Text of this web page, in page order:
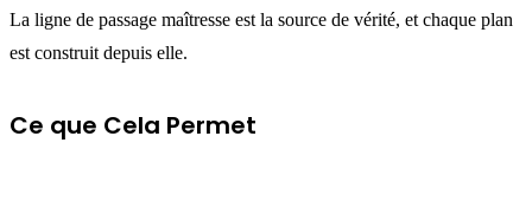
La ligne de passage maîtresse est la source de vérité, et chaque plan
est construit depuis elle.
Ce que Cela Permet